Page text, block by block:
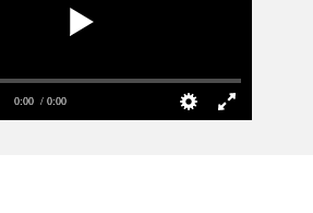
0:00 / 0:00